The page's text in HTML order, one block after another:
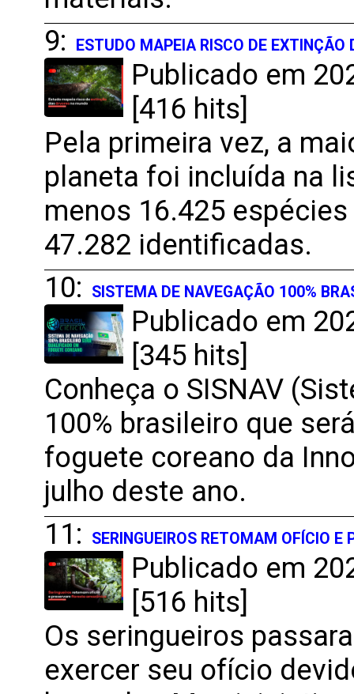
9:
ESTUDO MAPEIA RISCO DE EXTINÇÃO
Publicado em
[416 hits]
Pela primeira vez, a
planeta foi incluída na
menos 16.425
47.282 identificadas.
10:
SISTEMA DE NAVEGAÇÃO 100%
Publicado em
[345 hits]
Conheça o SISNAV
100% brasileiro que
foguete coreano da
julho deste ano.
11:
SERINGUEIROS RETOMAM OFÍCIO
Publicado em
[516 hits]
Os seringueiros
exercer seu ofício